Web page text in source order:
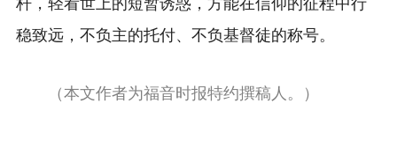
杆，轻看世上的短暂诱惑，方能在信仰的征程中行
稳致远，不负主的托付、不负基督徒的称号。
（本文作者为福音时报特约撰稿人。 ）